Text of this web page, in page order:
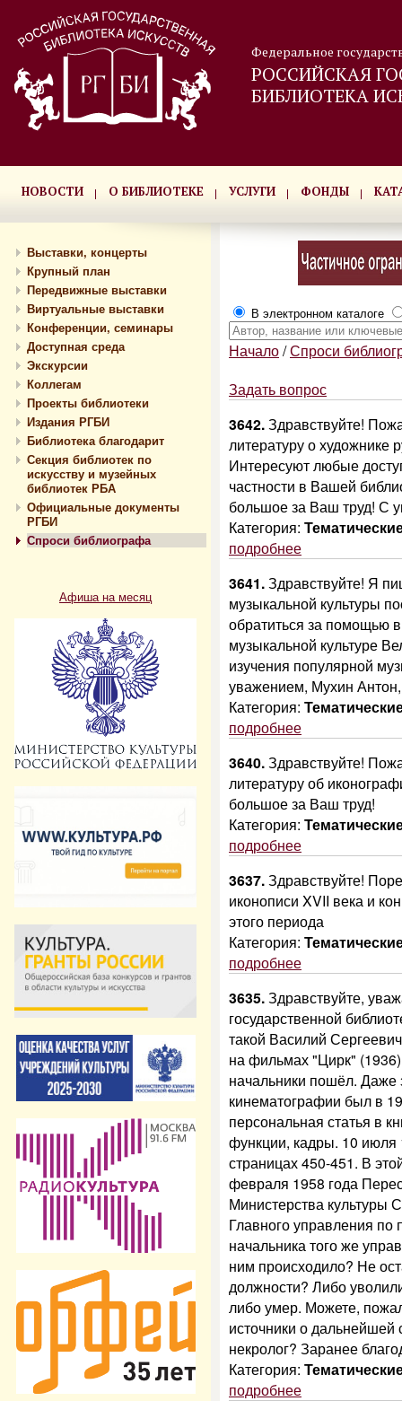
Федеральное
РОССИЙСКАЯ
БИБЛИОТЕКА
НОВОСТИ О БИБЛИОТЕКЕ УСЛУГИ ФОНДЫ
Выставки, концерты
Крупный план
Передвижные выставки
Виртуальные выставки
Конференции, семинары
Доступная среда
Экскурсии
Коллегам
Проекты библиотеки
Издания РГБИ
Библиотека благодарит
Секция библиотек по
искусству и музейных
библиотек РБА
Официальные документы
РГБИ
Спроси библиографа
Афиша на месяц
В электронном каталоге
Начало/Спроси
Задать вопрос
3642.Здравствуйте!
литературу о художнике
Интересуют любые
частности в Вашей
большое за Ваш труд! С
Категория:
подробнее
3641.Здравствуйте! Я
музыкальной культуры
обратиться за помощью
музыкальной культуре
изучения популярной
уважением, Мухин Антон,
Категория:
подробнее
3640.Здравствуйте!
литературу об
большое за Ваш труд!
Категория:
подробнее
3637.Здравствуйте!
иконописи XVII века и
этого периода
Категория:
подробнее
3635.Здравствуйте,
государственной
такой Василий
на фильмах "Цирк"
начальники пошёл. Даже
кинематографии был в
персональная статья в
функции, кадры. 10
страницах 450-451. В
февраля 1958 года
Министерства культуры
Главного управления по
начальника того же
ним происходило? Не
должности? Либо
либо умер. Можете,
источники о
некролог? Заранее
Категория:
подробнее